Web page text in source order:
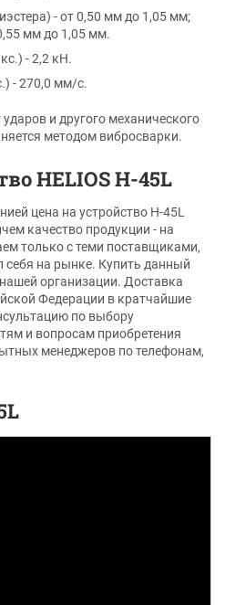
- от 0,50 мм до 1,05 мм;
мм до 1,05 мм.
- 2,2 кН.
- 270,0 мм/с.
и другого механического
методом вибросварки.
HELIOS H-45L
цена на устройство H-45L
качество продукции - на
только с теми поставщиками,
себя на рынке. Купить данный
организации. Доставка
Федерации в кратчайшие
по выбору
и вопросам приобретения
менеджеров по телефонам,